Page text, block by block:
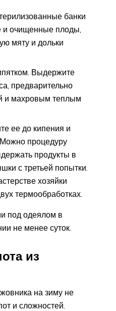
банки
и очищенные плоды,
мяту и дольки
Выдержите
предварительно
и махровым теплым
ее до кипения и
процедуру
продукты в
с третьей попытки.
хозяйки
термообработках.
под одеялом в
не менее суток.
из
на зиму не
и сложностей.